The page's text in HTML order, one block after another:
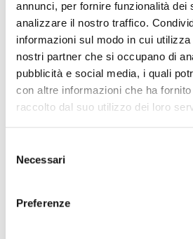
annunci, per fornire funzionalità dei
analizzare il nostro traffico.
informazioni sul modo in cui
nostri partner che si occupano di
pubblicità e social media, i quali
con altre informazioni che ha
raccolto dal suo utilizzo dei loro
delNecessari
Preferenze